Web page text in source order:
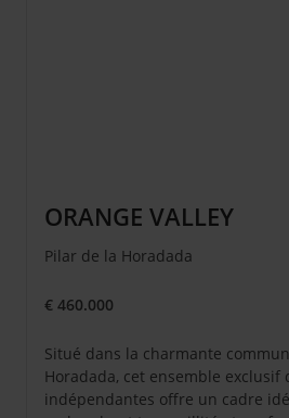
ORANGE VALLEY
Pilar de la Horadada
€ 460.000
Situé dans la charmante
Horadada, cet ensemble exclusif
indépendantes offre un cadre